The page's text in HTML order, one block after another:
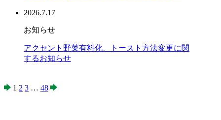
2026.7.17
お知らせ
アクセント野菜有料化、トースト方法変更に関
するお知らせ
1 2 3 … 48